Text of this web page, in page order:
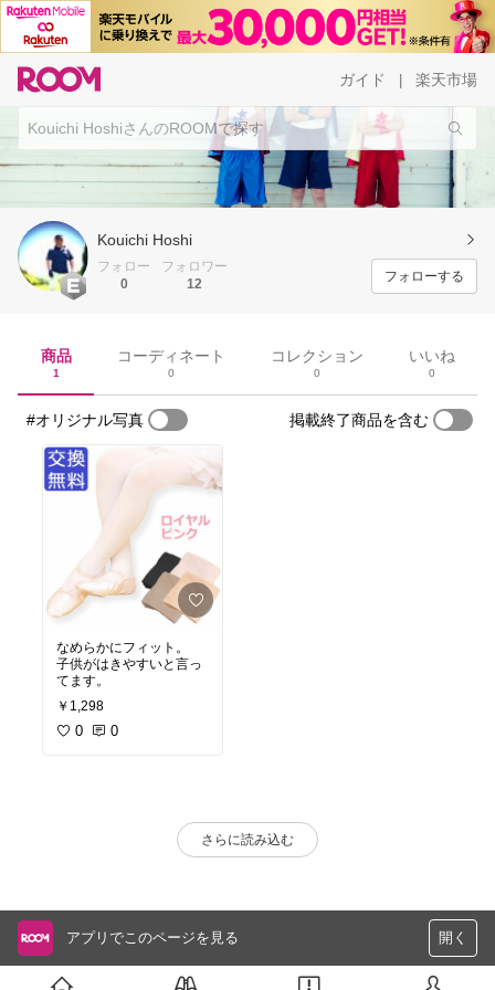
ガイド 楽天市場
Kouichi Hoshi
フォロー
0
フォロワー
12
フォローする
商品
1
コーディネート
0
コレクション
0
いいね
0
#オリジナル写真 掲載終了商品を含む
なめらかにフィット。
子供がはきやすいと言っ
てます。
￥1,298
0 0
さらに読み込む
アプリでこのページを見る 開く